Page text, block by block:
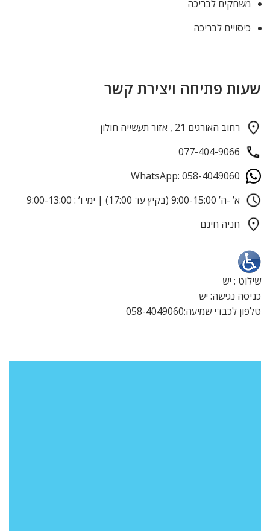
משחקים לבריכה
כיסויים לבריכה
שעות פתיחה ויצירת קשר
רחוב האורגים 21 , אזור תעשייה חולון
077-404-9066
WhatsApp: 058-4049060
א’ -ה’ 9:00-15:00 (בקיץ עד 17:00) | ימי ו’ : 9:00-13:00
חניה חינם
שילוט : יש
כניסה נגישה: יש
טלפון לכבדי שמיעה:058-4049060